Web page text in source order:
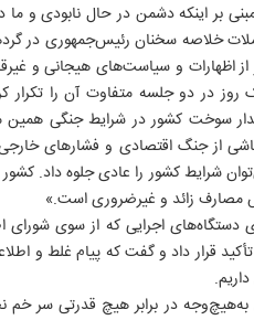
بر اینکه دشمن در حال نابودی و
جملات خلاصه سخنان رئیس‌جمهوری در
اظهارات و سیاست‌های هیجانی و
در دو جلسه متفاوت آن را تکرار
سوخت کشور در شرایط جنگی همین
اقتصادی و فشارهای خارجی را
شرایط کشور را عادی جلوه داد.
مصارف زائد و غیرضروری است.»
اجرایی که از سوی
قرار داد و گفت که پیام غلط و
در برابر هیچ قدرتی سر خم